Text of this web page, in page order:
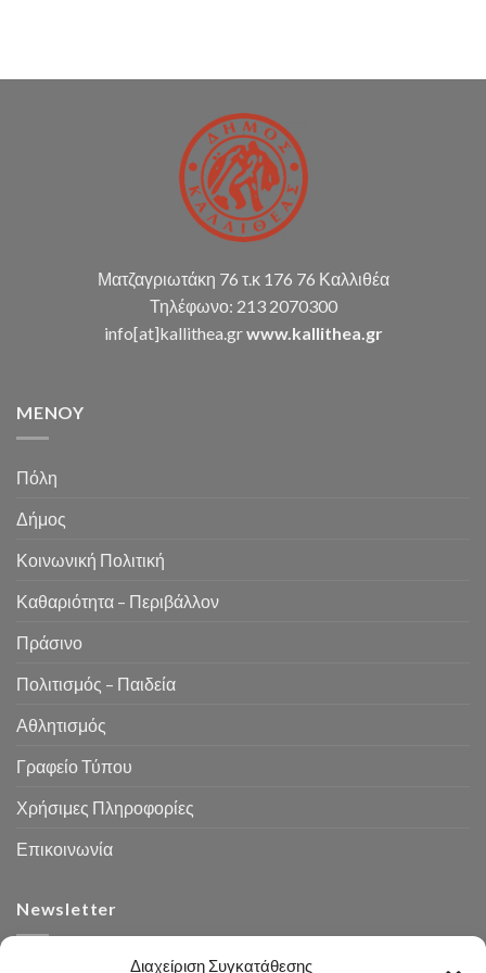
Διαχείριση Συγκατάθεσης
σύνταξη
καταστάσεων
κ.α.)
Ματζαγριωτάκη 76 τ.κ 176 76 Καλλιθέα
Τηλέφωνο: 213 2070300
info[at]kallithea.grwww.kallithea.gr
MENOY
Πόλη
Δήμος
Κοινωνική Πολιτική
Καθαριότητα – Περιβάλλον
Πράσινο
Πολιτισμός – Παιδεία
Αθλητισμός
Γραφείο Τύπου
Χρήσιμες Πληροφορίες
Επικοινωνία
Newsletter